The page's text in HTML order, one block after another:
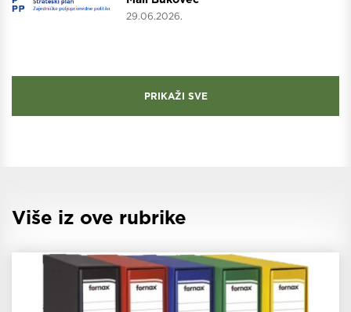
29.06.2026.
PRIKAŽI SVE
Više iz ove rubrike